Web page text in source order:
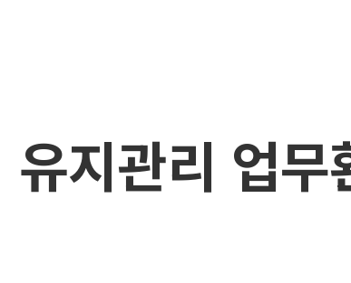
유지관리 업